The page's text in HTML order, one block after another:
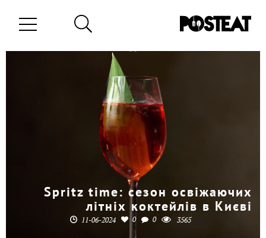
Spritz time: сезон освіжаючих
літніх коктейлів в Києві
11-06-2024 0 0 3565